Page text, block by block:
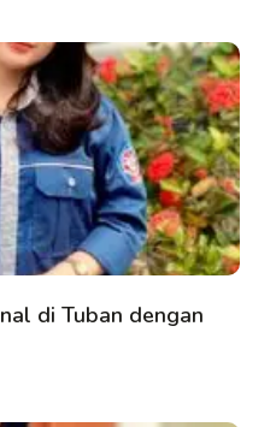
di Tuban dengan